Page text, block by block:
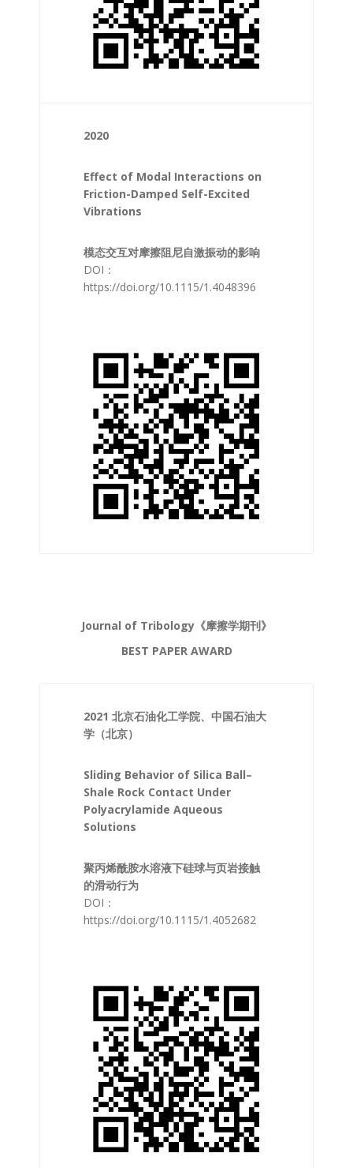
2020
Effect of Modal Interactions on
Friction-Damped Self-Excited
Vibrations
模态交互对摩擦阻尼自激振动的影响
DOI：
https://doi.org/10.1115/1.4048396
Journal of Tribology《摩擦学期刊》
BEST PAPER AWARD
2021 北京石油化工学院、中国石油大
学（北京）
Sliding Behavior of Silica Ball–
Shale Rock Contact Under
Polyacrylamide Aqueous
Solutions
聚丙烯酰胺水溶液下硅球与页岩接触
的滑动行为
DOI：
https://doi.org/10.1115/1.4052682